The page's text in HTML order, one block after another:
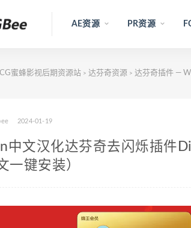
AE资源 PR资源
CG蜜蜂影视后期资源站 > 达芬奇资源 > 达芬奇插件 —
2024-01-19
中文汉化达芬奇去闪烁插件
一键安装）